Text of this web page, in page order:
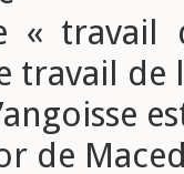
«
travail de
de